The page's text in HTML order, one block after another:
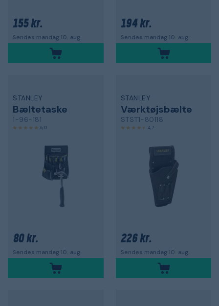
155 kr.
Sendes mandag 10. aug.
194 kr.
Sendes mandag 10. aug.
STANLEY
Bæltetaske
1-96-181
5,0
80 kr.
Sendes mandag 10. aug.
STANLEY
Værktøjsbælte
STST1-80118
4,7
226 kr.
Sendes mandag 10. aug.